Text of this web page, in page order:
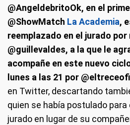
@AngeldebritoOk, en el
@ShowMatch La Academia,
reemplazado en el jurado por
@guillevaldes, a la que le
acompañe en este nuevo
lunes a las 21 por
en Twitter, descartando
quien se había postulado para
jurado en lugar de su